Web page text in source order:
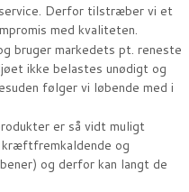
Derfor tilstræber vi et
med kvaliteten.
bruger markedets pt. reneste
ikke belastes unødigt og
følger vi løbende med i
er så vidt muligt
og
og derfor kan langt de